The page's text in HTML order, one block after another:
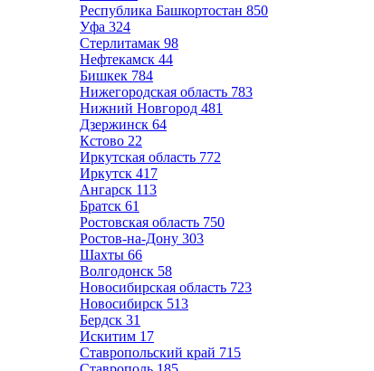
Республика Башкортостан 850
Уфа 324
Стерлитамак 98
Нефтекамск 44
Бишкек 784
Нижегородская область 783
Нижний Новгород 481
Дзержинск 64
Кстово 22
Иркутская область 772
Иркутск 417
Ангарск 113
Братск 61
Ростовская область 750
Ростов-на-Дону 303
Шахты 66
Волгодонск 58
Новосибирская область 723
Новосибирск 513
Бердск 31
Искитим 17
Ставропольский край 715